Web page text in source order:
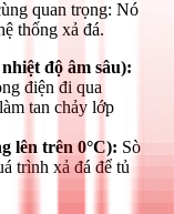
quan trọng: Nó
thống xả đá.
độ âm sâu):
điện đi qua
tan chảy lớp
lên trên 0°C): Sò
trình xả đá để tủ